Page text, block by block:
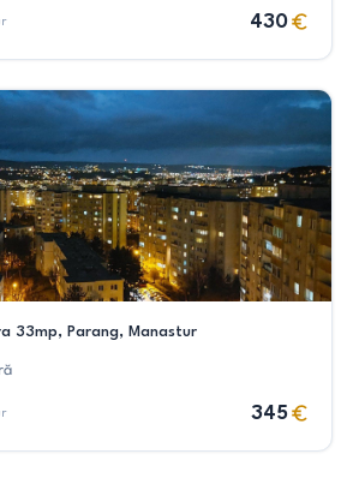
430
33mp, Parang, Manastur
345